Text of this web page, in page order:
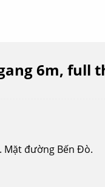
6m, full
Mặt đường Bến Đò.